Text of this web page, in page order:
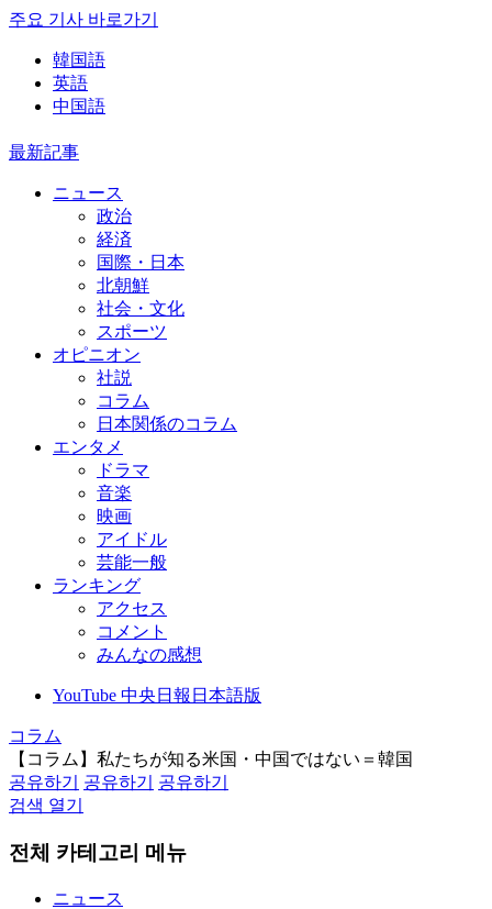
주요 기사 바로가기
韓国語
英語
中国語
最新記事
ニュース
政治
経済
国際・日本
北朝鮮
社会・文化
スポーツ
オピニオン
社説
コラム
日本関係のコラム
エンタメ
ドラマ
音楽
映画
アイドル
芸能一般
ランキング
アクセス
コメント
みんなの感想
YouTube 中央日報日本語版
コラム
【コラム】私たちが知る米国・中国ではない＝韓国
공유하기
공유하기
공유하기
검색 열기
전체 카테고리 메뉴
ニュース